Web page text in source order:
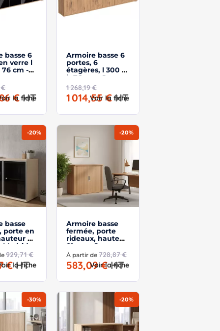
basse 6
verre l
76 cm -
€
€HT
la fiche
Armoire basse 6
portes, 6
étagères, l 300 x
h 76 cm - So
Laroya
1 268,19 €
1 014,55 €HT
Voir la fiche
basse
porte en
81
Madrid
929,71 €
€HT
la fiche
-20%
Armoire basse
fermée, porte
rideaux, hauteur
81 cm – So
Madrid
À partir de728,87 €
583,09 €HT
Voir la fiche
-20%
-30% -20%